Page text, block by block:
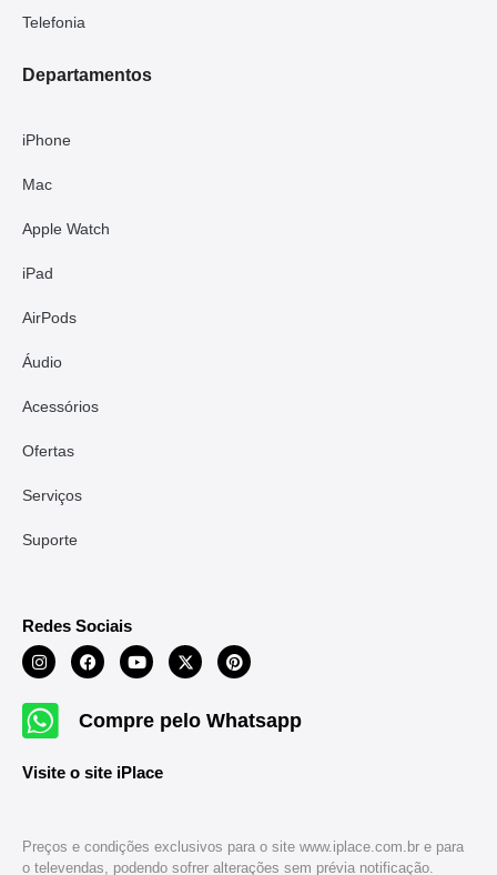
Telefonia
Departamentos
iPhone
Mac
Apple Watch
iPad
AirPods
Áudio
Acessórios
Ofertas
Serviços
Suporte
Redes Sociais
Compre pelo Whatsapp
Visite o site iPlace
Preços e condições exclusivos para o site www.iplace.com.br e para
o televendas, podendo sofrer alterações sem prévia notificação.